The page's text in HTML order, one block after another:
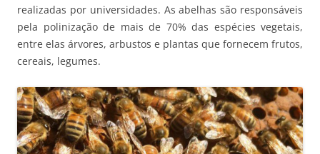
realizadas por universidades. As abelhas são responsáveis
pela polinização de mais de 70% das espécies vegetais,
entre elas árvores, arbustos e plantas que fornecem frutos,
cereais, legumes.